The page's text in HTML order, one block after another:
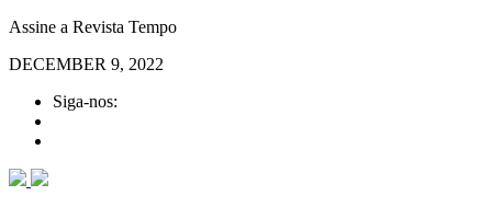
Assine a Revista Tempo
DECEMBER 9, 2022
Siga-nos: